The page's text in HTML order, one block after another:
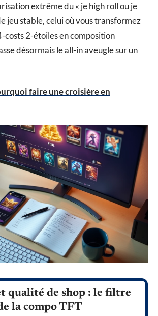
extrême du « je high roll ou je
jeu stable, celui où vous transformez
costs 2-étoiles en composition
désormais le all-in aveugle sur un
faire une croisière en
qualité de shop : le filtre
la compo TFT